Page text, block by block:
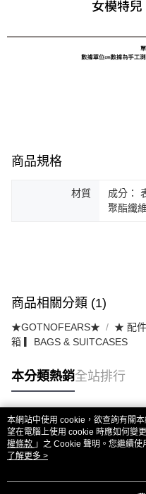
商品規格
材質
成分：
聚酯纖
商品相關分類 (1)
★GOTNOFEARS★ ★ 配
箱 ▎BAGS & SUITCASES
本分類熱銷全站排行
熱門標籤
本網站中使用 cookie，欲查詢有關
望在電腦上使用 cookie 時應如何變
權條款 」之 Cookie 聲明。您繼續
用條款之 Cookie 聲明使用 cookie。
了解更多 >